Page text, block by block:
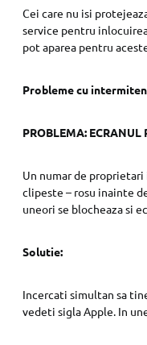
Cei care nu isi
service pentru
pot aparea pentru
Probleme cu
PROBLEMA: ECRANUL
Un numar de proprietari
clipeste – rosu inainte
uneori se blocheaza si
Solutie:
Incercati simultan sa
vedeti sigla Apple. In